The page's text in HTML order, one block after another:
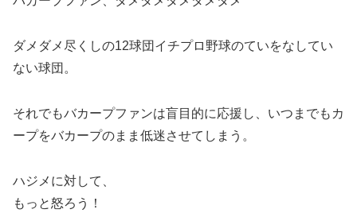
ダメダメ尽くしの12球団イチプロ野球のていをなしてい
ない球団。
それでもバカープファンは盲目的に応援し、いつまでもカ
ープをバカープのまま低迷させてしまう。
ハジメに対して、
もっと怒ろう！